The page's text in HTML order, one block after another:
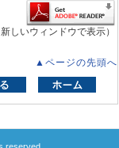
新しいウィンドウで表示）
▲ページの先頭へ